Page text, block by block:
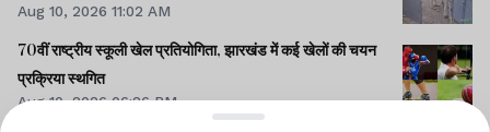
Aug 10, 2026 11:02 AM
70वीं राष्ट्रीय स्कूली खेल प्रतियोगिता, झारखंड में कई खेलों की चयन
प्रक्रिया स्थगित
Aug 10, 2026 06:26 PM